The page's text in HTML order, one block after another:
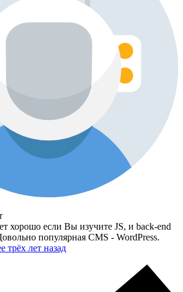
хорошо если Вы изучите JS, и back-end
популярная CMS - WordPress.
трёх лет назад